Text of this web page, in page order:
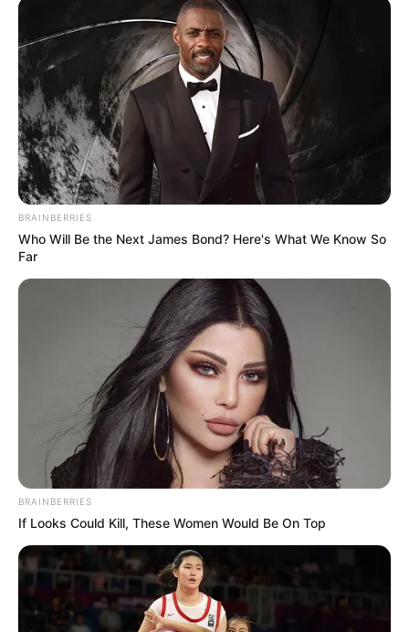
BRAINBERRIES
Who Will Be the Next James Bond? Here's What We Know So
Far
BRAINBERRIES
If Looks Could Kill, These Women Would Be On Top